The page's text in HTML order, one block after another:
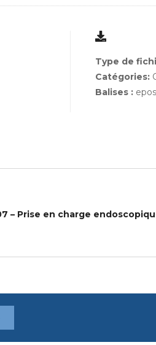
Type de
Catégories:
Balises :